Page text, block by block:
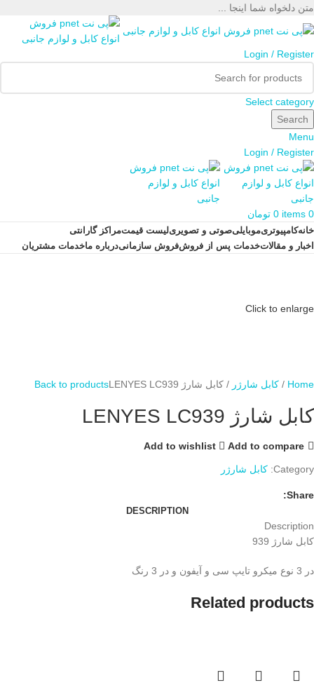
متن دلخواه شما اینجا ...
Login / Register
Select category
Search
Menu
Login / Register
0
items
0 تومان
خانهکامپیوتریموبایلیصوتی و تصویریلیست قیمتمراکز گارانتی
اخبار و مقالاتخدمات پس از فروشفروش سازمانیدرباره ماخدمات مشتریان
Click to enlarge
Home کابل شارژر کابل شارژ LENYES LC939 Back to products
کابل شارژ LENYES LC939
Add to compare
Add to wishlist
Category: کابل شارژر
Share:
DESCRIPTION
Description
کابل شارژ 939
در 3 نوع میکرو تایپ سی و آیفون و در 3 رنگ
Related products